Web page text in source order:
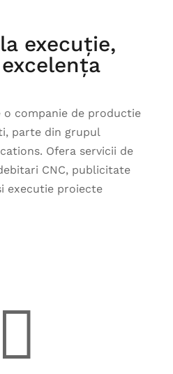
execuție,
o companie de productie
parte din grupul
Ofera servicii de
CNC, publicitate
executie proiecte
